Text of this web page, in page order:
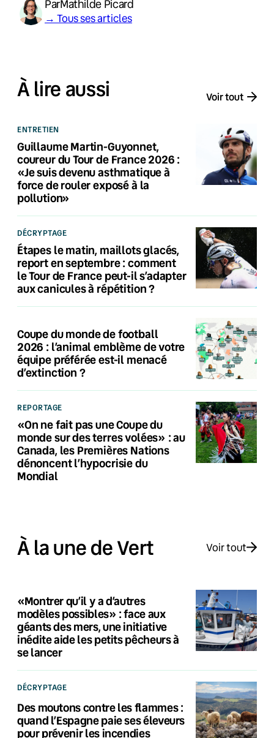
ParMathilde Picard
→ Tous ses articles
À lire aussi Voir tout
ENTRETIEN
Guillaume Martin-Guyonnet,
coureur du Tour de France 2026 :
«Je suis devenu asthmatique à
force de rouler exposé à la
pollution»
DÉCRYPTAGE
Étapes le matin, maillots glacés,
report en septembre : comment
le Tour de France peut-il s’adapter
aux canicules à répétition ?
Coupe du monde de football
2026 : l’animal emblème de votre
équipe préférée est-il menacé
d’extinction ?
REPORTAGE
«On ne fait pas une Coupe du
monde sur des terres volées» : au
Canada, les Premières Nations
dénoncent l’hypocrisie du
Mondial
À la une de Vert Voir tout
«Montrer qu’il y a d’autres
modèles possibles» : face aux
géants des mers, une initiative
inédite aide les petits pêcheurs à
se lancer
DÉCRYPTAGE
Des moutons contre les flammes :
quand l’Espagne paie ses éleveurs
pour prévenir les incendies